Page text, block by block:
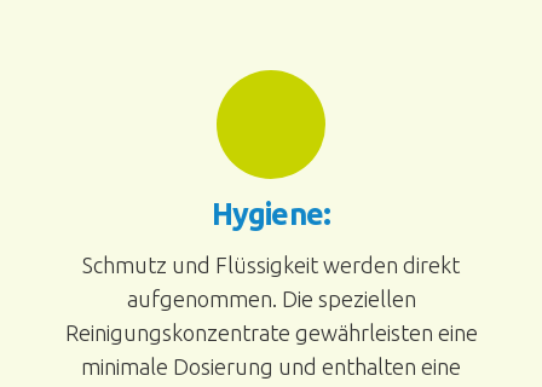
Hygiene:
Schmutz und Flüssigkeit werden direkt
aufgenommen. Die speziellen
Reinigungskonzentrate gewährleisten eine
minimale Dosierung und enthalten eine